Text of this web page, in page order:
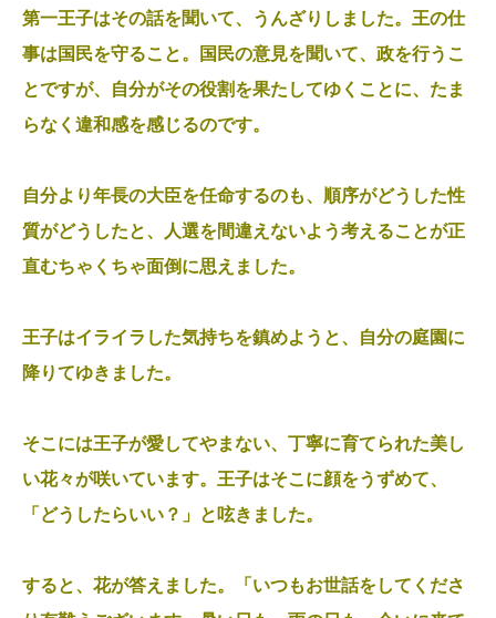
第一王子はその話を聞いて、うんざりしました。王の仕
事は国民を守ること。国民の意見を聞いて、政を行うこ
とですが、自分がその役割を果たしてゆくことに、たま
らなく違和感を感じるのです。
自分より年長の大臣を任命するのも、順序がどうした性
質がどうしたと、人選を間違えないよう考えることが正
直むちゃくちゃ面倒に思えました。
王子はイライラした気持ちを鎮めようと、自分の庭園に
降りてゆきました。
そこには王子が愛してやまない、丁寧に育てられた美し
い花々が咲いています。王子はそこに顔をうずめて、
「どうしたらいい？」と呟きました。
すると、花が答えました。「いつもお世話をしてくださ